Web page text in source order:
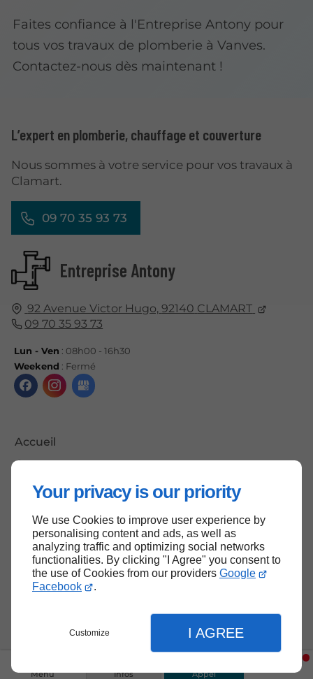
Your privacy is our priority
We use Cookies to improve user experience by
personalising content and ads, as well as
analyzing traffic and optimizing social networks
functionalities. By clicking "I Agree" you consent to
the use of Cookies from our providers Google
Facebook
.
Customize I AGREE
Menu Infos Appel
Faites confiance à l'Entreprise Antony pour
tous vos travaux de plomberie à Vanves.
Contactez-nous dès maintenant !
Entreprise Antony
92 Avenue Victor Hugo, 92140 CLAMART
09 70 35 93 73
Lun - Ven : 08h00 - 16h30
Weekend : Fermé
Accueil
Contactez-nous
Mentions légales
L’expert en plomberie, chauffage et couverture
Nous sommes à votre service pour vos travaux à
Clamart.
09 70 35 93 73
Haut de page